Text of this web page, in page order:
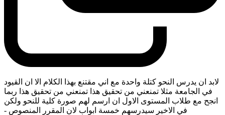
لابد ان يدرس النحو كتلة واحدة مع اني مقتنع بهذا الكلام الا ان القيود
في الجامعة مثلا تمنعني من تحقيق هذا تمنعني من تحقيق هذا ربما
انجح مع طلاب المستوى الاول ان ارسم لهم صورة كلية للنحو ولكن
في الاخير سيدرسهم خمسة ابواب لان المقرر المنصوص -